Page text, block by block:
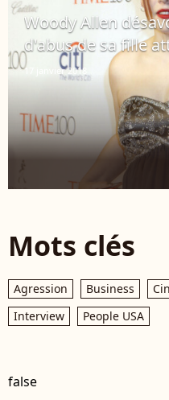
Woody Allen
d'abus de sa fille
17 janvier 2018
Mots clés
Agression Business
Interview
People USA
false